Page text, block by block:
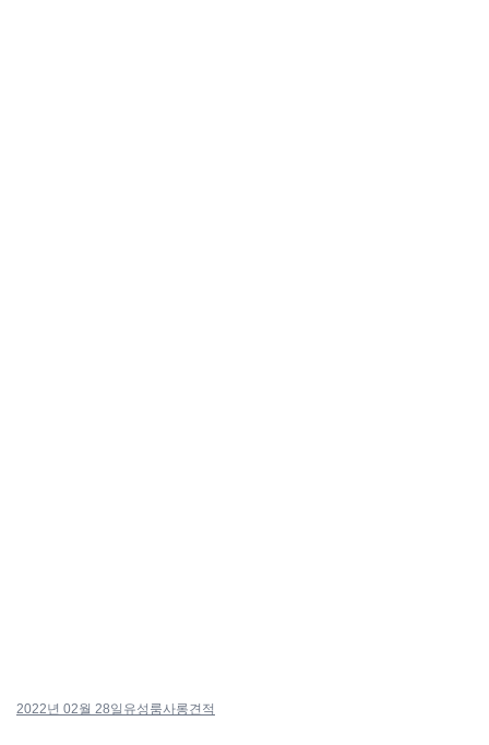
2022년 02월 28일 유성룸사롱견적